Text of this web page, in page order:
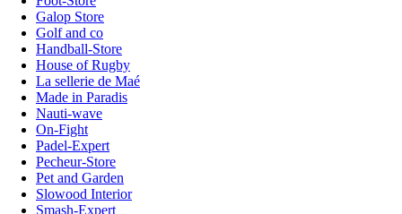
Galop Store
Golf and co
Handball-Store
House of Rugby
La sellerie de Maé
Made in Paradis
Nauti-wave
On-Fight
Padel-Expert
Pecheur-Store
Pet and Garden
Slowood Interior
Smash-Expert